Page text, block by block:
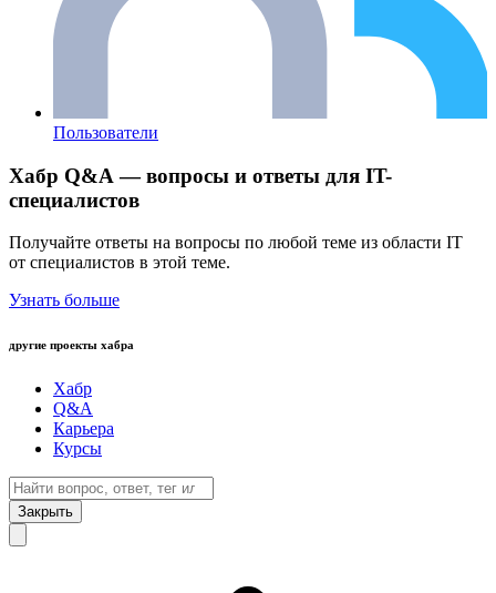
Пользователи
Хабр Q&A — вопросы и ответы для IT-
специалистов
Получайте ответы на вопросы по любой теме из области IT
от специалистов в этой теме.
Узнать больше
другие проекты хабра
Хабр
Q&A
Карьера
Курсы
Закрыть